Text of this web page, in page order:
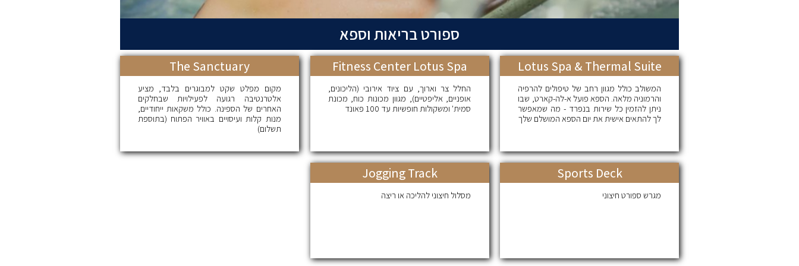
ספורט בריאות וספא
Lotus Spa & Thermal Suite
המשולב כולל מגוון רחב של טיפולים להרפיה
והרמוניה מלאה. הספא פועל א-לה-קארט, שבו
ניתן להזמין כל שירות בנפרד - מה שמאפשר
לך להתאים אישית את יום הספא המושלם שלך
Fitness Center Lotus Spa
החלל צר וארוך, עם ציוד אירובי (הליכונים,
אופניים, אליפטיים), מגוון מכונות כוח, מכונת
סמית' ומשקולות חופשיות עד 100 פאונד
The Sanctuary
מקום מפלט שקט למבוגרים בלבד, מציע
אלטרנטיבה רגועה לפעילויות שבחלקים
האחרים של הספינה. כולל משקאות ייחודיים,
מנות קלות ועיסויים באוויר הפתוח (בתוספת
תשלום)
Sports Deck
מגרש ספורט חיצוני
Jogging Track
מסלול חיצוני להליכה או ריצה